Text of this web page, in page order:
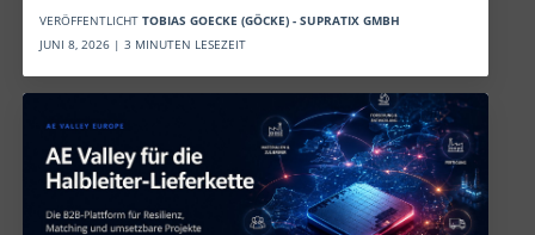
VERÖFFENTLICHT TOBIAS GOECKE (GÖCKE) - SUPRATIX GMBH
JUNI 8, 2026 | 3 MINUTEN LESEZEIT